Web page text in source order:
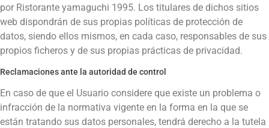
por Ristorante yamaguchi 1995. Los titulares de dichos sitios
web dispondrán de sus propias políticas de protección de
datos, siendo ellos mismos, en cada caso, responsables de sus
propios ficheros y de sus propias prácticas de privacidad.
Reclamaciones ante la autoridad de control
En caso de que el Usuario considere que existe un problema o
infracción de la normativa vigente en la forma en la que se
están tratando sus datos personales, tendrá derecho a la tutela